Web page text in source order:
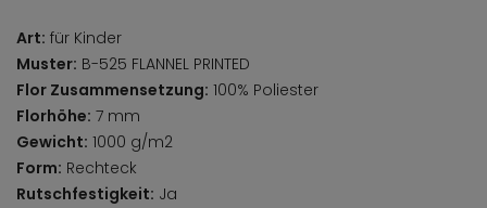
Art: für Kinder
Muster: B-525 FLANNEL PRINTED
Flor Zusammensetzung: 100% Poliester
Florhöhe: 7 mm
Gewicht: 1000 g/m2
Form: Rechteck
Rutschfestigkeit: Ja